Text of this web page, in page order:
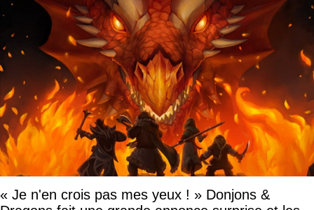
« Je n'en crois pas mes yeux ! » Donjons &